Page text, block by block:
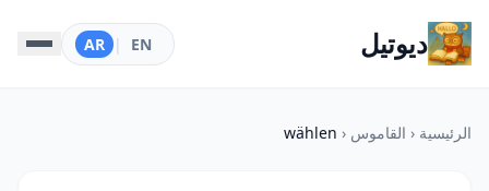
ديوتيل EN
|
AR
الرئيسية ‹ القاموس ‹
wählen